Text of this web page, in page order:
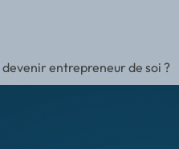
entrepreneur de soi ?